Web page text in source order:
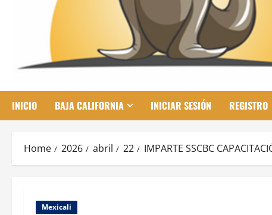
INICIO BAJA CALIFORNIA INICIAR SESIÓN REGISTRO
Home 2026 abril 22 IMPARTE SSCBC
Mexicali